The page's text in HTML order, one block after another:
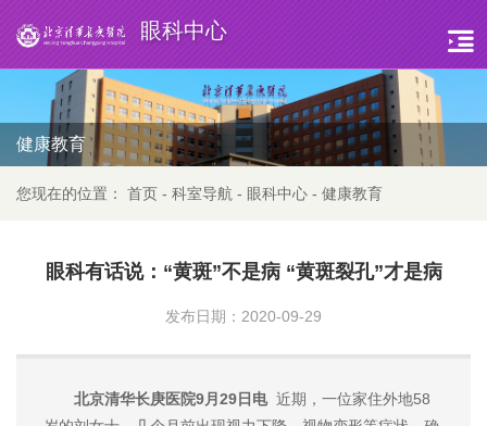
眼科中心
健康教育
您现在的位置： 首页 - 科室导航 - 眼科中心 - 健康教育
眼科有话说：“黄斑”不是病 “黄斑裂孔”才是病
发布日期：2020-09-29
北京清华长庚医院9月29日电近期，一位家住外地58